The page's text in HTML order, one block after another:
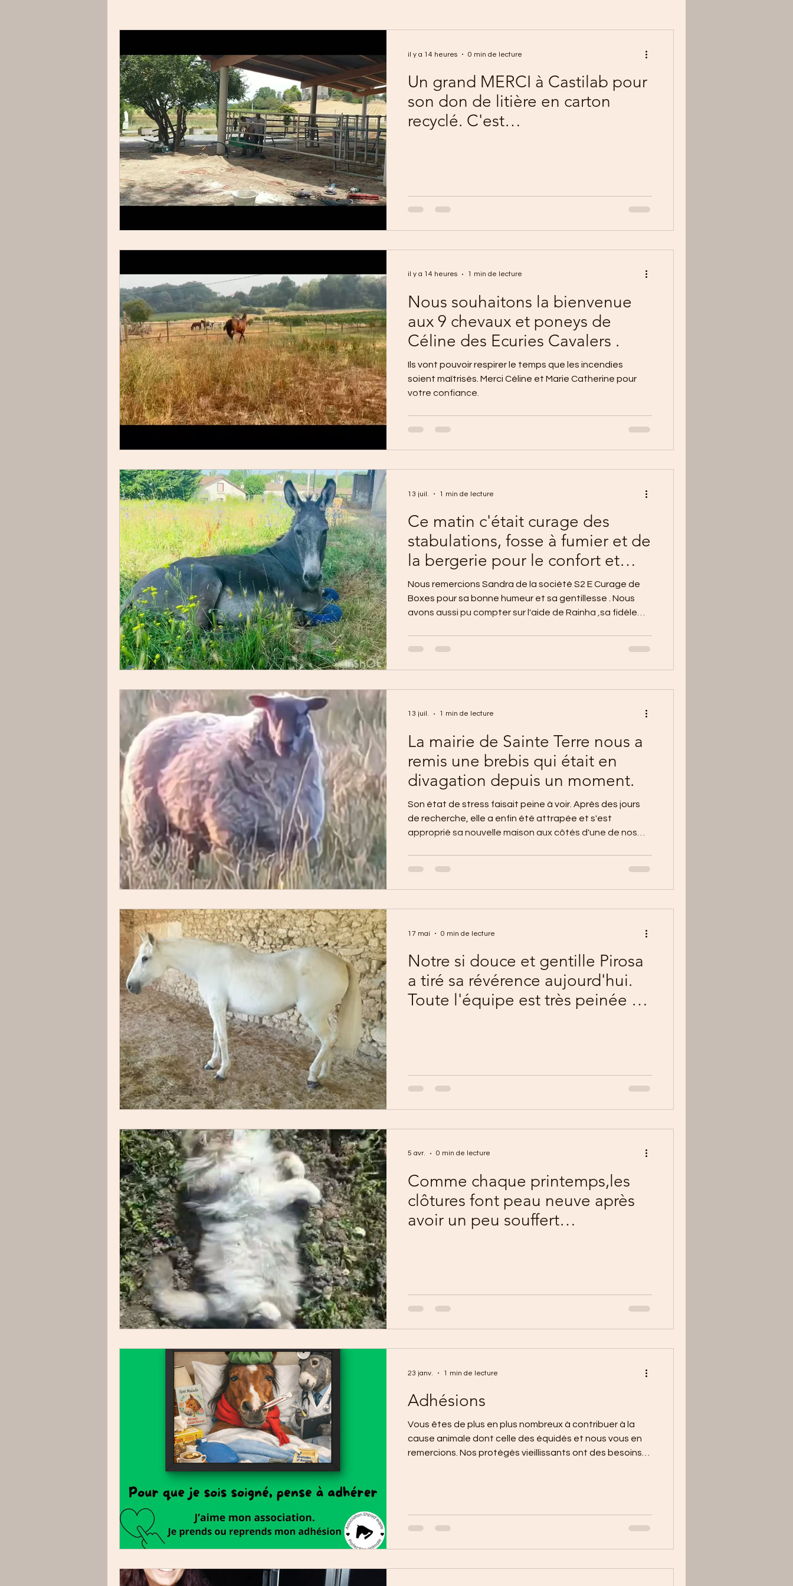
Un grand MERCI à Castilab pour
son don de litière en carton
recyclé. C'est
il y a 14 heures 0 min de lecture
Nous souhaitons la bienvenue
aux 9 chevaux et poneys de
Céline des Ecuries Cavalers .
Ils vont pouvoir respirer le temps que les incendies
soient maîtrisés. Merci Céline et Marie Catherine pour
votre confiance.
il y a 14 heures 1 min de lecture
Ce matin c'était curage des
stabulations, fosse à fumier et de
la bergerie pour le confort et
l'hygiène de nos petits protégés.
Nous remercions Sandra de la société S2 E Curage de
Boxes pour sa bonne humeur et sa gentillesse . Nous
avons aussi pu compter sur l'aide de Rainha ,sa fidèle
13 juil. 1 min de lecture
La mairie de Sainte Terre nous a
remis une brebis qui était en
divagation depuis un moment.
Son état de stress faisait peine à voir. Après des jours
de recherche, elle a enfin été attrapée et s'est
approprié sa nouvelle maison aux côtés d'une de nos
13 juil. 1 min de lecture
Notre si douce et gentille Pirosa
a tiré sa révérence aujourd'hui.
Toute l'équipe est très peinée de
17 mai 0 min de lecture
Comme chaque printemps,les
clôtures font peau neuve après
avoir un peu souffert
5 avr. 0 min de lecture
Adhésions
Vous êtes de plus en plus nombreux à contribuer à la
cause animale dont celle des équidés et nous vous en
remercions. Nos protégés vieillissants ont des besoins
23 janv. 1 min de lecture